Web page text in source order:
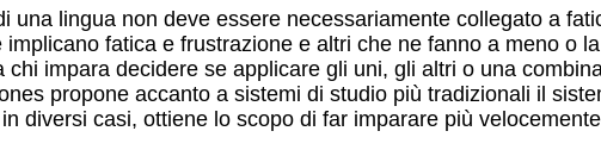
una lingua non deve essere necessariamente collegato a
implicano fatica e frustrazione e altri che ne fanno a meno o
chi impara decidere se applicare gli uni, gli altri o una
propone accanto a sistemi di studio più tradizionali il
diversi casi, ottiene lo scopo di far imparare più